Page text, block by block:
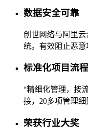
数据安全可靠
创世网络与阿里
统。有效阻止恶意
标准化项目流程
“精细化管理，按
接，20多项管理
荣获行业大奖